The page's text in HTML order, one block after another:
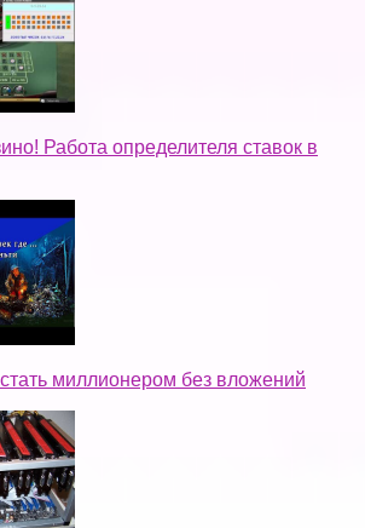
Работа определителя ставок в
миллионером без вложений